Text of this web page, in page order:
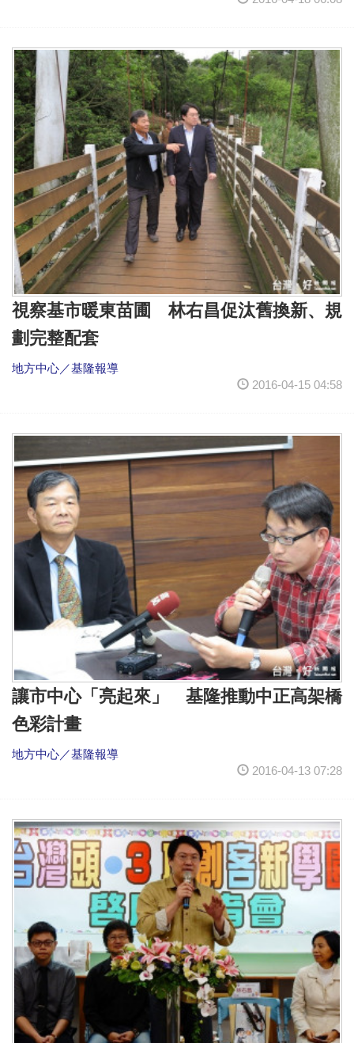
視察基市暖東苗圃 林右昌促汰舊換新、規
劃完整配套
地方中心／基隆報導
2016-04-15 04:58
讓市中心「亮起來」 基隆推動中正高架橋
色彩計畫
地方中心／基隆報導
2016-04-13 07:28